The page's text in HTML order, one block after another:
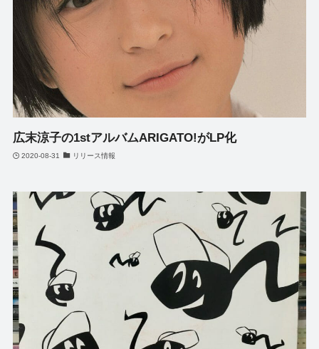
広末涼子の1stアルバムARIGATO!がLP化
2020-08-31 リリース情報